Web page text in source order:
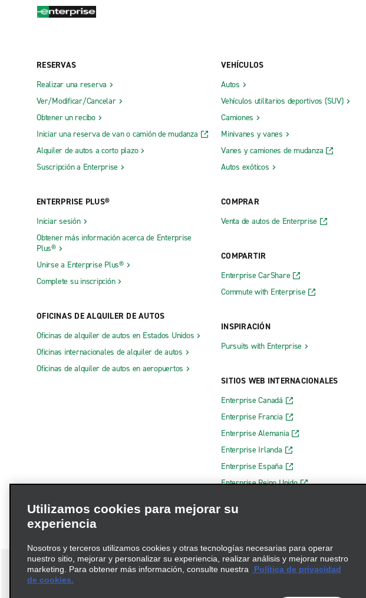
RESERVAS
Realizar una reserva
Ver/Modificar/Cancelar
Obtener un recibo
Iniciar una reserva de van o camión de mudanza
Alquiler de autos a corto plazo
Suscripción a Enterprise
ENTERPRISE PLUS®
Iniciar sesión
Obtener más información acerca de Enterprise
Plus®
Unirse a Enterprise Plus®
Complete su inscripción
OFICINAS DE ALQUILER DE AUTOS
Oficinas de alquiler de autos en Estados Unidos
Oficinas internacionales de alquiler de autos
Oficinas de alquiler de autos en aeropuertos
VEHÍCULOS
Autos
Vehículos utilitarios deportivos (SUV)
Camiones
Minivanes y vanes
Vanes y camiones de mudanza
Autos exóticos
COMPRAR
Venta de autos de Enterprise
COMPARTIR
Enterprise CarShare
Commute with Enterprise
INSPIRACIÓN
Pursuits with Enterprise
SITIOS WEB INTERNACIONALES
Enterprise Canadá
Enterprise Francia
Enterprise Alemania
Enterprise Irlanda
Enterprise España
Enterprise Reino Unido
Utilizamos cookies para mejorar su
experiencia
Nosotros y terceros utilizamos cookies y otras tecnologías necesarias para operar
nuestro sitio, mejorar y personalizar su experiencia, realizar análisis y mejorar nuestro
marketing. Para obtener más información, consulte nuestra
Política de privacidad
de cookies.